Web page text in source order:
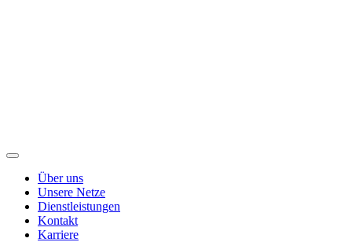
Über uns
Unsere Netze
Dienstleistungen
Kontakt
Karriere